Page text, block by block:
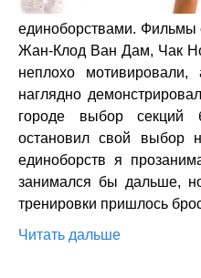
единоборствами. Фильмы
Жан-Клод Ван Дам, Чак
неплохо
наглядно
городе выбор секций
остановил свой выбор
единоборств я
занимался бы дальше,
тренировки пришлось
Читать дальше